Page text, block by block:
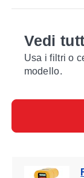
Vedi
Usa i filtri o
modello.